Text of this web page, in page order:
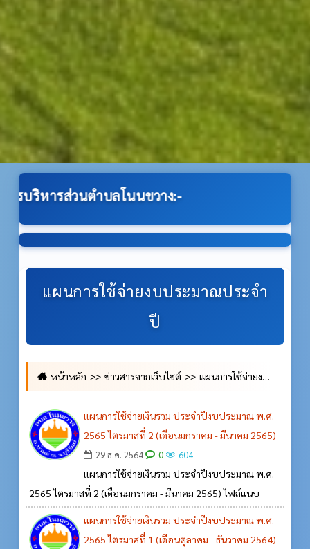
นนขวาง:-
แผนการใช้จ่ายงบประมาณประจำ
ปี
หน้าหลัก ข่าวสารจากเว็บไซต์ แผนการใช้จ่ายงบประมาณประจำปี
แผนการใช้จ่ายเงินรวม ประจำปีงบประมาณ พ.ศ.
2565 ไตรมาสที่ 2 (เดือนมกราคม - มีนาคม 2565)
29 ธ.ค. 2564 0 604
แผนการใช้จ่ายเงินรวม ประจำปีงบประมาณ พ.ศ.
2565 ไตรมาสที่ 2 (เดือนมกราคม - มีนาคม 2565) ไฟล์แนบ
แผนการใช้จ่ายเงินรวม ประจำปีงบประมาณ พ.ศ.
2565 ไตรมาสที่ 1 (เดือนตุลาคม - ธันวาคม 2564)